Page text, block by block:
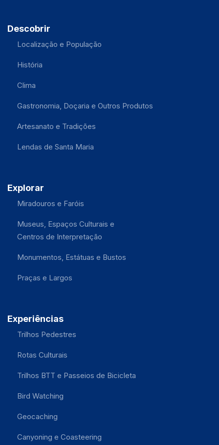
Descobrir
Localização e População
História
Clima
Gastronomia, Doçaria e Outros Produtos
Artesanato e Tradições
Lendas de Santa Maria
Explorar
Miradouros e Faróis
Museus, Espaços Culturais e
Centros de Interpretação
Monumentos, Estátuas e Bustos
Praças e Largos
Experiências
Trilhos Pedestres
Rotas Culturais
Trilhos BTT e Passeios de Bicicleta
Bird Watching
Geocaching
Canyoning e Coasteering